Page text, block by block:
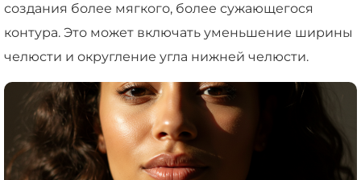
создания более мягкого, более сужающегося
контура. Это может включать уменьшение ширины
челюсти и округление угла нижней челюсти.